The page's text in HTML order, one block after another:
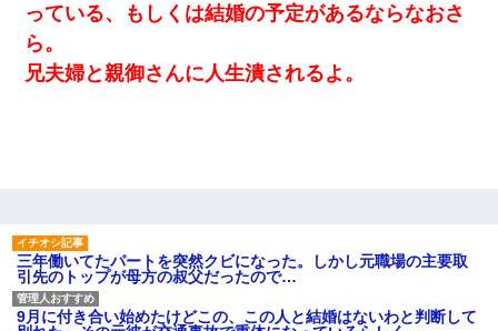
【戦争】不妊の俺嫁に弟嫁が2日間4歳児を託児 俺嫁はそこまで気
にしてなかったが、あまりにも子供が俺嫁に懐くので最後らへん
顔引きつってた → そして弟嫁が迎えに来た翌日…
【ワロタ】姉から「肉食系14才、乳丸出し、毛はうっすら生えか
け」というタイトルで画像が送られてきた
っている、もしくは結婚の予定があるならなおさ
ら。
兄夫婦と親御さんに人生潰されるよ。
三年働いてたパートを突然クビになった。しかし元職場の主要取
引先のトップが母方の叔父だったので…
9月に付き合い始めたけどこの、この人と結婚はないわと判断して